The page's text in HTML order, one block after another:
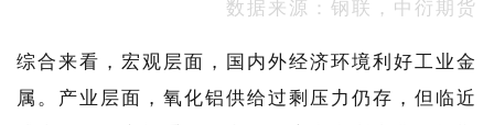
数据来源：钢联，中衍期货
综合来看，宏观层面，国内外经济环境利好工业金
属。产业层面，氧化铝供给过剩压力仍存，但临近